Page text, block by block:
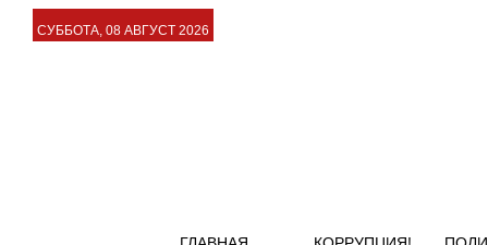
СУББОТА, 08 АВГУСТ 2026